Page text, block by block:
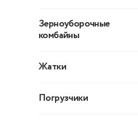
Зерноуборочные
комбайны
Жатки
Погрузчики